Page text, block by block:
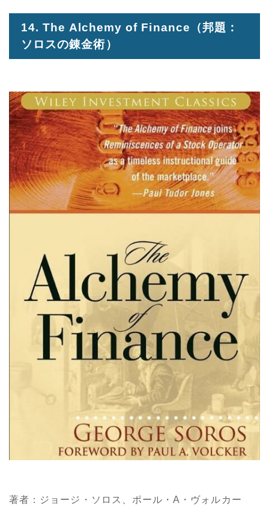
14. The Alchemy of Finance （邦題：
ソロスの錬金術）
著者：ジョージ・ソロス、ポール・A・ヴォルカー